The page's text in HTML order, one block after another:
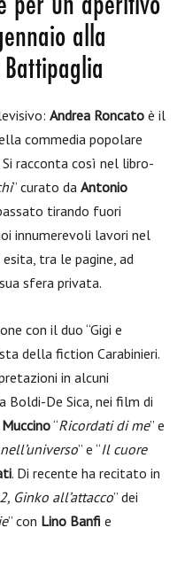
alla
Andrea Roncato è il
commedia popolare
racconta così nel libro-
” curato da Antonio
tirando fuori
innumerevoli lavori nel
tra le pagine, ad
sfera privata.
con il duo “Gigi e
della fiction Carabinieri.
in alcuni
Boldi-De Sica, nei film di
“Ricordati di me” e
” e “Il cuore
. Di recente ha recitato in
Ginko all’attacco” dei
” con Lino Banfi e